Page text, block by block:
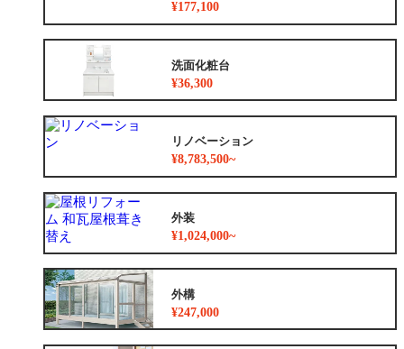
¥177,100
洗面化粧台
¥36,300
リノベーション
¥8,783,500~
外装
¥1,024,000~
外構
¥247,000